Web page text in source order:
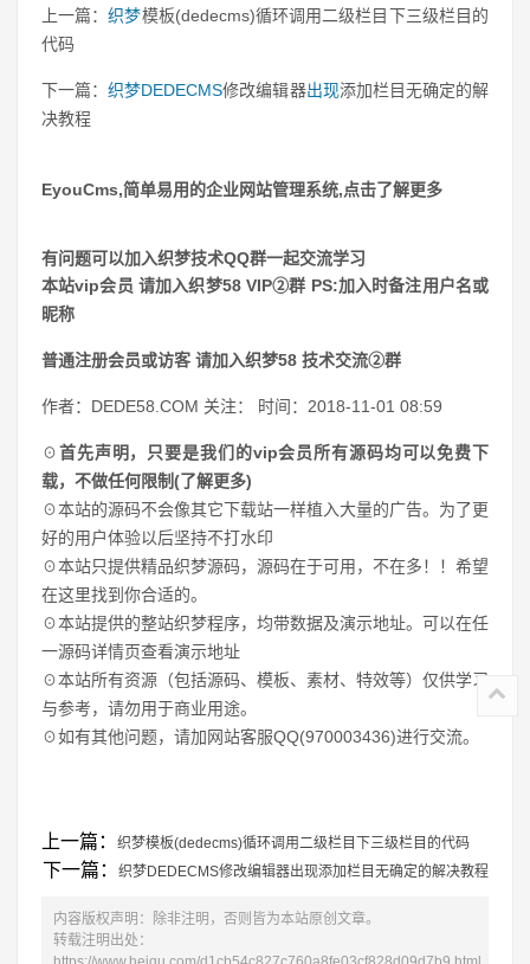
上一篇：织梦模板(dedecms)循环调用二级栏目下三级栏目的
代码
下一篇：织梦DEDECMS修改编辑器出现添加栏目无确定的解
决教程
EyouCms,简单易用的企业网站管理系统,点击了解更多
有问题可以加入织梦技术QQ群一起交流学习
本站vip会员 请加入织梦58 VIP②群 PS:加入时备注用户名或
昵称
普通注册会员或访客 请加入织梦58 技术交流②群
作者：DEDE58.COM 关注： 时间：2018-11-01 08:59
☉首先声明，只要是我们的vip会员所有源码均可以免费下
载，不做任何限制(了解更多)
☉本站的源码不会像其它下载站一样植入大量的广告。为了更
好的用户体验以后坚持不打水印
☉本站只提供精品织梦源码，源码在于可用，不在多！！希望
在这里找到你合适的。
☉本站提供的整站织梦程序，均带数据及演示地址。可以在任
一源码详情页查看演示地址
☉本站所有资源（包括源码、模板、素材、特效等）仅供学习
与参考，请勿用于商业用途。
☉如有其他问题，请加网站客服QQ(970003436)进行交流。
上一篇： 织梦模板(dedecms)循环调用二级栏目下三级栏目的代码
下一篇： 织梦DEDECMS修改编辑器出现添加栏目无确定的解决教程
内容版权声明：除非注明，否则皆为本站原创文章。
转载注明出处：